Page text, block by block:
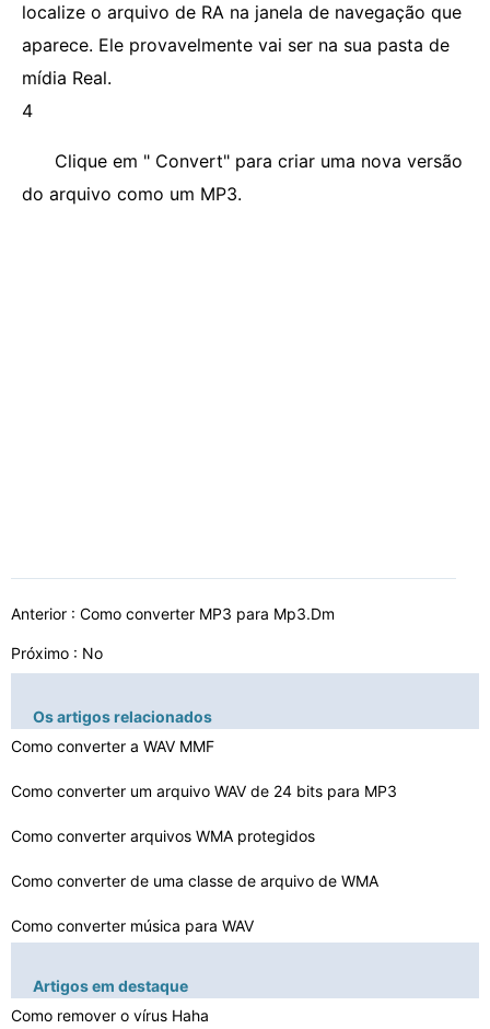
localize o arquivo de RA na janela de navegação que
aparece. Ele provavelmente vai ser na sua pasta de
mídia Real.
4
Clique em " Convert" para criar uma nova versão
do arquivo como um MP3.
Anterior : Como converter MP3 para Mp3.Dm
Próximo : No
Os artigos relacionados
Como converter a WAV MMF
Como converter um arquivo WAV de 24 bits para MP3
Como converter arquivos WMA protegidos
Como converter de uma classe de arquivo de WMA
Como converter música para WAV
4 arquivos de áudio para MP3 arqui…
Como converter CDs de música em Dolby Prologic II
Artigos em destaque
Como remover o vírus Haha